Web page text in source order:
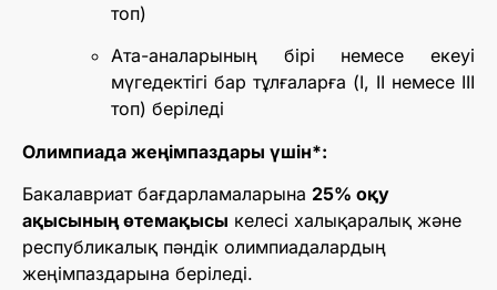
топ)
Ата-аналарының бірі немесе екеуі
мүгедектігі бар тұлғаларға (I, II немесе III
топ) беріледі
Олимпиада жеңімпаздары үшін*:
Бакалавриат бағдарламаларына 25% оқу
ақысының өтемақысы келесі халықаралық және
республикалық пәндік олимпиадалардың
жеңімпаздарына беріледі.